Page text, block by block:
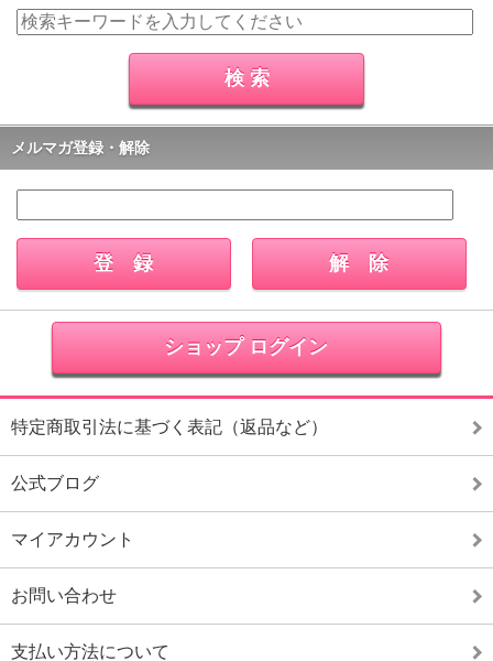
メルマガ登録・解除
ショップ ログイン
特定商取引法に基づく表記（返品など）
公式ブログ
マイアカウント
お問い合わせ
支払い方法について